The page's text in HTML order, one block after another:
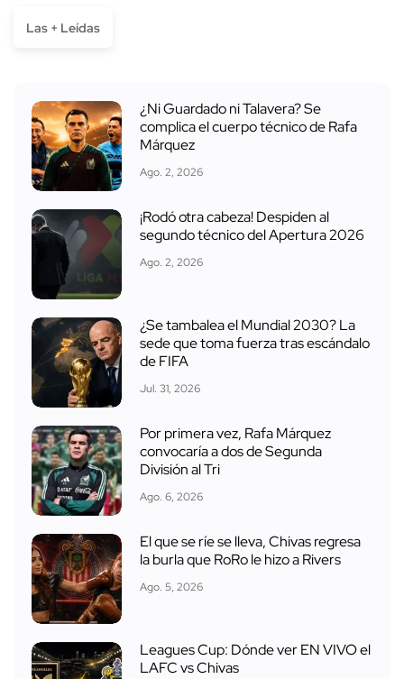
Las + Leídas
¿Ni Guardado ni Talavera? Se
complica el cuerpo técnico de Rafa
Márquez
Ago. 2, 2026
¡Rodó otra cabeza! Despiden al
segundo técnico del Apertura 2026
Ago. 2, 2026
¿Se tambalea el Mundial 2030? La
sede que toma fuerza tras escándalo
de FIFA
Jul. 31, 2026
Por primera vez, Rafa Márquez
convocaría a dos de Segunda
División al Tri
Ago. 6, 2026
El que se ríe se lleva, Chivas regresa
la burla que RoRo le hizo a Rivers
Ago. 5, 2026
Leagues Cup: Dónde ver EN VIVO el
LAFC vs Chivas